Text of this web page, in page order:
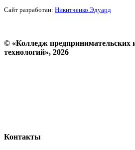
Сайт разработан: Никитченко Эдуард
© «Колледж предпринимательских
технологий», 2026
Контакты